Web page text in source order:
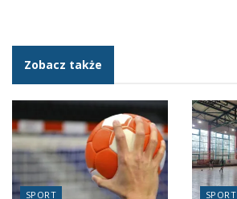
Zobacz także
SPORT SPORT